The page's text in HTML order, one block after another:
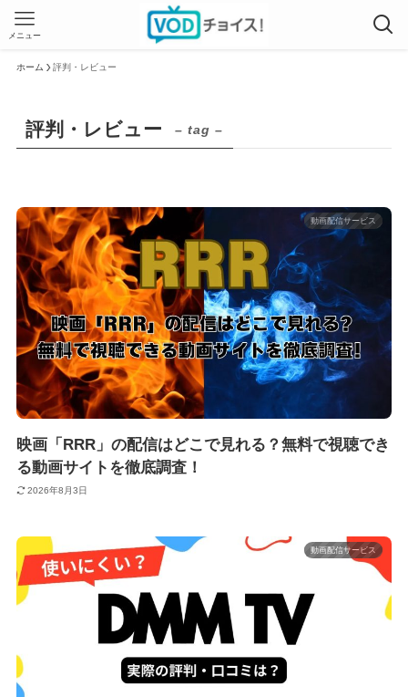
メニュー
ホーム 評判・レビュー
評判・レビュー – tag –
動画配信サービス
映画「RRR」の配信はどこで見れる？無料で視聴でき
る動画サイトを徹底調査！
2026年8月3日
動画配信サービス